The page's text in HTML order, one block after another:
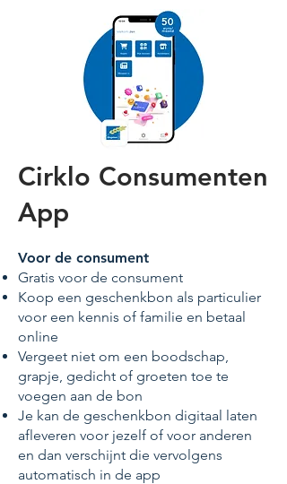
Cirklo Consumenten
App
Voor de consument
Gratis voor de consument
Koop een geschenkbon als particulier
voor een kennis of familie en betaal
online
Vergeet niet om een boodschap,
grapje, gedicht of groeten toe te
voegen aan de bon
Je kan de geschenkbon digitaal laten
afleveren voor jezelf of voor anderen
en dan verschijnt die vervolgens
automatisch in de app